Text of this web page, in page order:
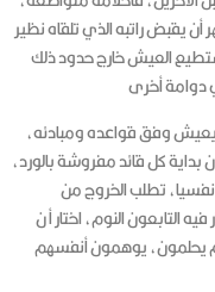
أن يقبض راتبه الذي تلقاه نظير
العيش خارج حدود ذلك
دوامة أخرى
وفق قواعده ومبادئه،
كل قائد مفروشة بالورد،
تطلب الخروج من
التابعون النوم، اختار أ ن
يحلمون، يوهمون أنفسهم